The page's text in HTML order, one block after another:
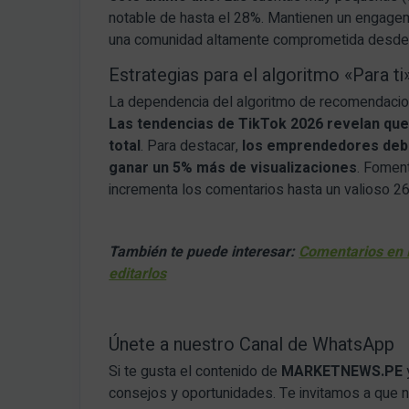
notable de hasta el 28%. Mantienen un
una comunidad altamente comprometida
Estrategias para el algoritmo «Para
La dependencia del algoritmo de
Las tendencias de TikTok 2026 revelan
total. Para destacar, los emprendedores
ganar un 5% más de visualizaciones.
incrementa los comentarios hasta un valioso
Tambiénte puede interesar:Comentarios en
editarlos
Únete a nuestro Canal de WhatsApp
Si te gusta el contenido de MARKETNEWS.PE
consejos y oportunidades. Te invitamos a que